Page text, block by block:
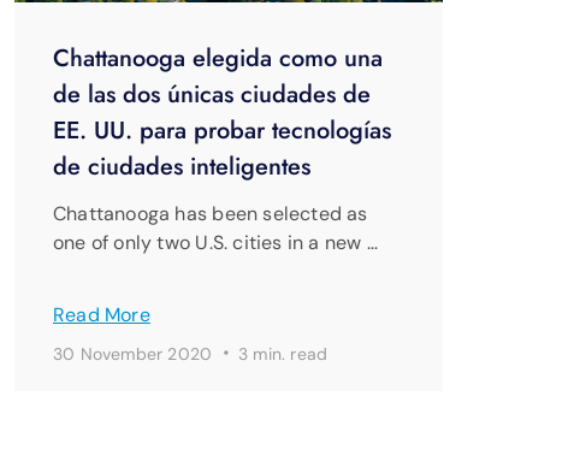
Chattanooga elegida como una
de las dos únicas ciudades de
EE. UU. para probar tecnologías
de ciudades inteligentes
Chattanooga has been selected as
one of only two U.S. cities in a new …
Read More
30 November 2020 · 3 min. read